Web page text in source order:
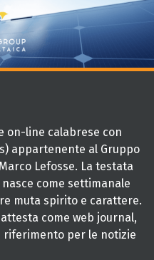
on-line calabrese con
appartenente al Gruppo
Lefosse. La testata
come settimanale
muta spirito e carattere.
attesta come web journal,
riferimento per le notizie